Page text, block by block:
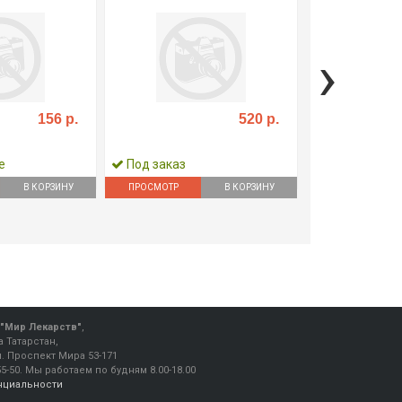
156 р.
В КОРЗИНУ
520 р.
Под заказ
ПРОСМОТР В КОРЗИНУ
›
Лекарств",
Проспект Мира 53-171
50. Мы работаем по будням 8.00-18.00